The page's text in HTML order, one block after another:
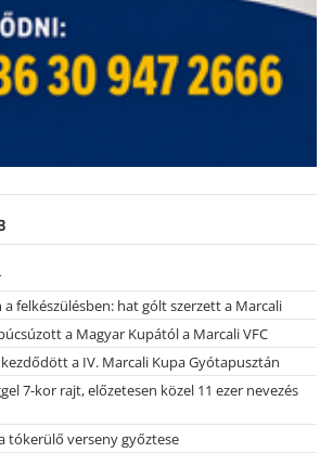
felkészülésben: hat gólt szerzett a Marcali
a Magyar Kupától a Marcali VFC
a IV. Marcali Kupa Gyótapusztán
7-kor rajt, előzetesen közel 11 ezer nevezés
tókerülő verseny győztese